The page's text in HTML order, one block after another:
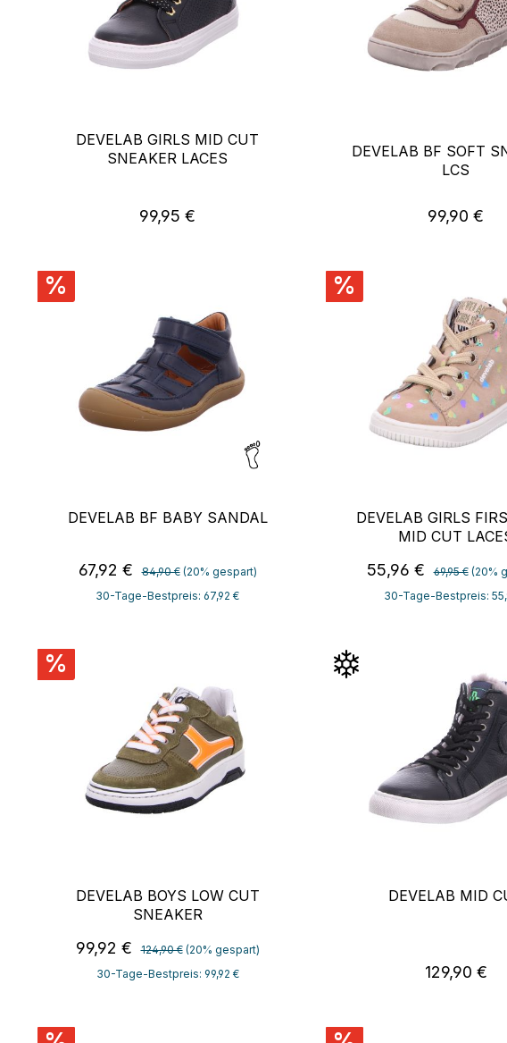
DEVELAB GIRLS MID CUT
SNEAKER LACES
Regulärer Preis:
99,95 €
DEVELAB BF SOFT
LCS
Regulärer
99,90 €
%
DEVELAB BF BABY SANDAL
Verkaufspreis:
67,92 € Regulärer Preis:
84,90 € (20% gespart)
30-Tage-Bestpreis: 67,92 €
%
DEVELAB GIRLS
MID CUT
Verkaufspreis:
55,96 € Regulärer
69,95 € (20%
30-Tage-Bestpreis:
%
DEVELAB BOYS LOW CUT
SNEAKER
Verkaufspreis:
99,92 € Regulärer Preis:
124,90 € (20% gespart)
30-Tage-Bestpreis: 99,92 €
DEVELAB MID
Regulärer
129,90 €